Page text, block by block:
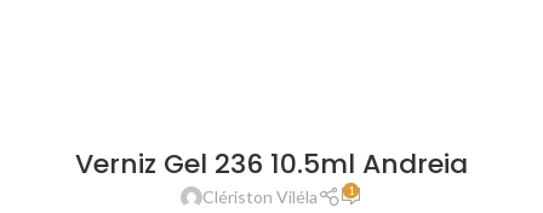
Verniz Gel 236 10.5ml Andreia
Clériston Viléla 1